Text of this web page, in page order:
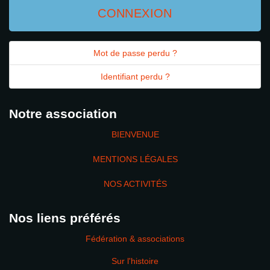
CONNEXION
Mot de passe perdu ?
Identifiant perdu ?
Notre association
BIENVENUE
MENTIONS LÉGALES
NOS ACTIVITÉS
Nos liens préférés
Fédération & associations
Sur l'histoire